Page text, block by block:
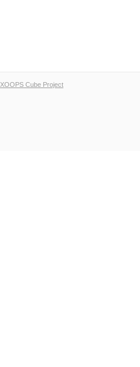
XOOPS Cube Project